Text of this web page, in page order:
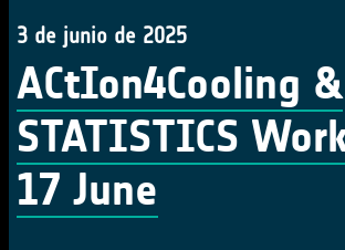
3 de junio de 2025
ACtIon4Cooling &
STATISTICS
17 June